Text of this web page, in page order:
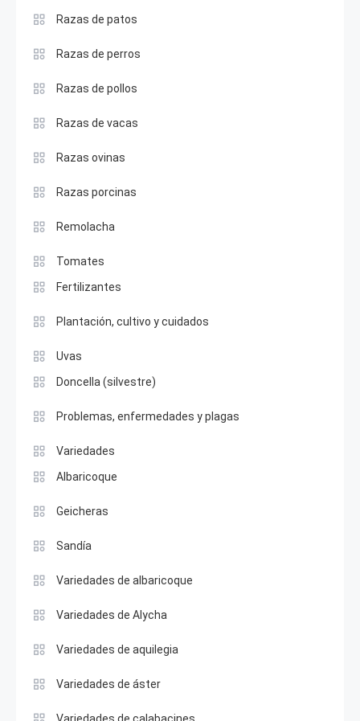
Razas de patos
Razas de perros
Razas de pollos
Razas de vacas
Razas ovinas
Razas porcinas
Remolacha
Tomates
Fertilizantes
Plantación, cultivo y cuidados
Uvas
Doncella (silvestre)
Problemas, enfermedades y plagas
Variedades
Albaricoque
Geicheras
Sandía
Variedades de albaricoque
Variedades de Alycha
Variedades de aquilegia
Variedades de áster